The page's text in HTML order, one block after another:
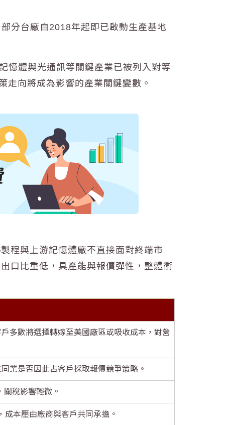
分台廠自2018年起即已啟動生產基地
憶體與光通訊等關鍵產業已被列入對等
走向將成為影響的產業關鍵變數。
程與上游記憶體廠不直接面對終端市
口比重低，具產能與報價彈性，整體衝
多數將選擇轉嫁至美國廠區或吸收成本，對營
業是否因此占客戶採取報價競爭策略。
稅影響輕微。
本壓由廠商與客戶共同承擔。